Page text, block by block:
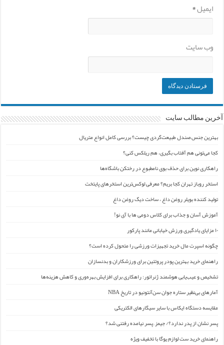
ایمیل*
وب‌ سایت
آخرین مطالب سایت
بهترین جنس صندل طبیعت‌گردی چیست؟ بررسی کامل انواع متریال
کجا می‌تونی هم آفتاب بگیری، هم ریلکس کنی؟
راهکاری نوین برای حذف بوی نامطبوع در رختکن باشگاه‌ها
استخر روباز تهران کجا بریم؟ معرفی لوکس‌ترین استخرهای پایتخت
تولید کننده بویلر روغن داغ ، ساخت دیگ روغن داغ
آموزش آسان و جذاب برای کلاس دومی ها با آی نو!
۱۰ مزایای یادگیری ورزش خیابانی مانند پارکور
چگونه اسپرت مال خرید تجهیزات ورزشی را متحول کرده است؟
راهنمای خرید بهترین پودر پروتئین برای ورزشکاران و بدنسازان
تشخیص و عیب‌یابی هوشمند ژنراتور: راهکاری برای افزایش بهره‌وری و کاهش هزینه‌ها
آمارهای بی‌نظیر ستاره جوان سن‌آنتونیو در تاریخ NBA
مقایسه دستگاه ایکاس با سایر سیگارهای الکتریکی
پسر نشان از پدر ندارد؟/ جیمز ِ پسر نیامده رفتنی شد؟
راهنمای خرید ست لوازم یوگا با تخفیف ویژه